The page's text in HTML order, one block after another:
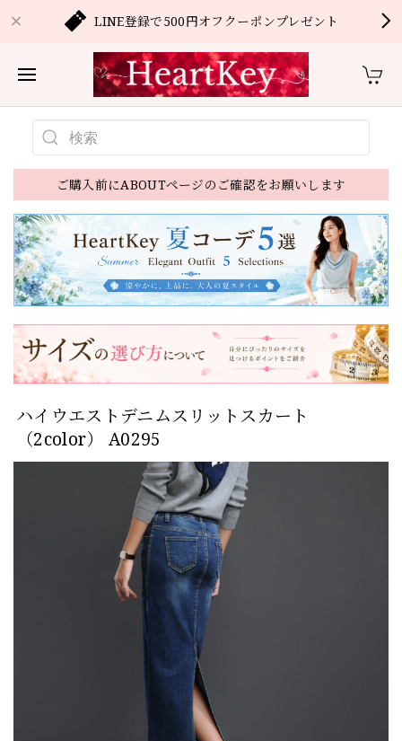
LINE登録で500円オフクーポンプレゼント
ご購入前にABOUTページのご確認をお願いします
ハイウエストデニムスリットスカート
（2color） A0295